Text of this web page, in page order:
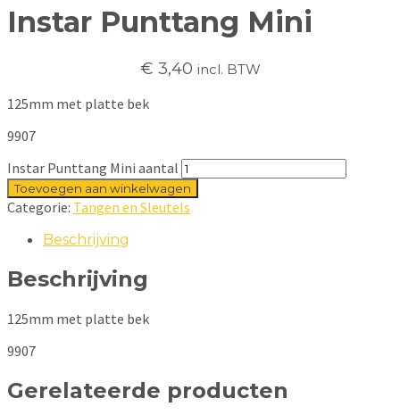
Instar Punttang Mini
€ 3,40 incl. BTW
125mm met platte bek
9907
Instar Punttang Mini aantal
Toevoegen aan winkelwagen
Categorie: Tangen en Sleutels
Beschrijving
Beschrijving
125mm met platte bek
9907
Gerelateerde producten